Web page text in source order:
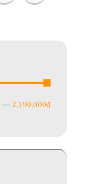
— 2,190,000₫